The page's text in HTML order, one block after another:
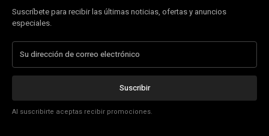
Suscríbete para recibir las últimas noticias, ofertas y anuncios
especiales.
Suscribir
Al suscribirte aceptas recibir promociones.